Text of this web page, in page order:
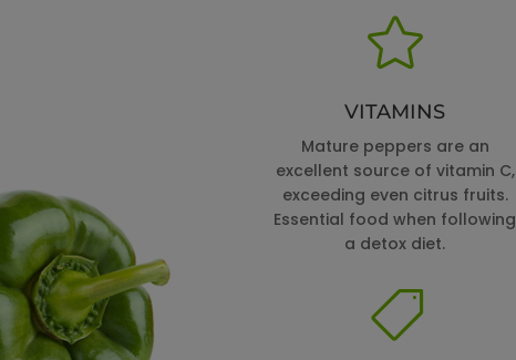

VITAMINS
Mature peppers are an
excellent source of vitamin C,
exceeding even citrus fruits.
Essential food when following
a detox diet.
